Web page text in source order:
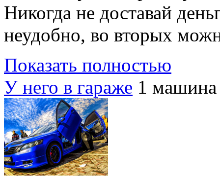
Никогда не доставай
неудобно, во вторых
Показать полностью
У него в гараже 1 машина